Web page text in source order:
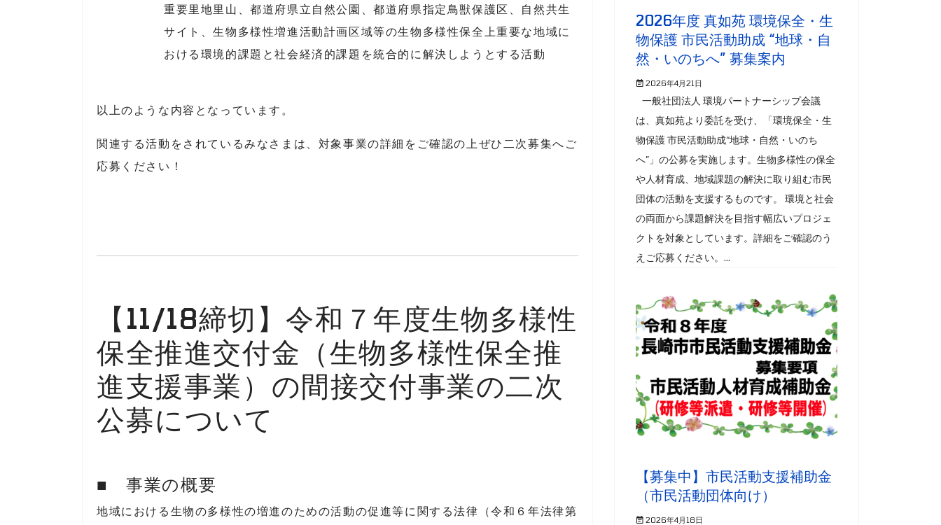
重要里地里山、都道府県立自然公園、都道府県指定鳥獣保護区、自然共生
サイト、生物多様性増進活動計画区域等の生物多様性保全上重要な地域に
おける環境的課題と社会経済的課題を統合的に解決しようとする活動
以上のような内容となっています。
関連する活動をされているみなさまは、対象事業の詳細をご確認の上ぜひ二次募集へご
応募ください！
【11/18締切】令和７年度生物多様性
保全推進交付金（生物多様性保全推
進支援事業）の間接交付事業の二次
公募について
■ 事業の概要
地域における生物の多様性の増進のための活動の促進等に関する法律（令和６年法律第
2026年度 真如苑 環境保全・生
物保護 市民活動助成 “地球・自
然・いのちへ” 募集案内
2026年4月21日
一般社団法人 環境パートナーシップ会議
は、真如苑より委託を受け、「環境保全・生
物保護 市民活動助成“地球・自然・いのち
へ”」の公募を実施します。生物多様性の保全
や人材育成、地域課題の解決に取り組む市民
団体の活動を支援するものです。 環境と社会
の両面から課題解決を目指す幅広いプロジェ
クトを対象としています。詳細をご確認のう
えご応募ください。...
【募集中】市民活動支援補助金
（市民活動団体向け）
2026年4月18日